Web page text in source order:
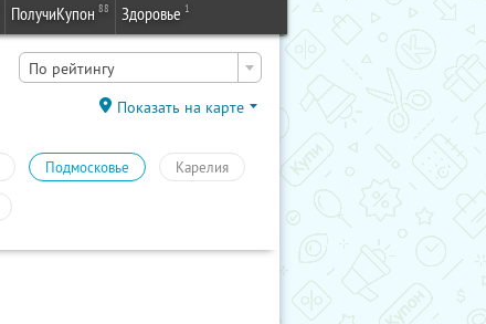
ПолучиКупон 88 Здоровье 1
По рейтингу
Показать на карте
Подмосковье Карелия